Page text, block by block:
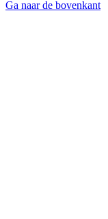
Ga naar de bovenkant